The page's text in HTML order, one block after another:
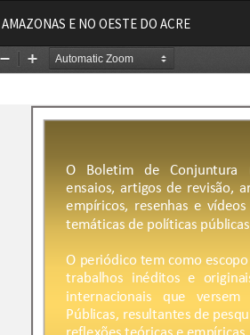
E NO OESTE DO ACRE